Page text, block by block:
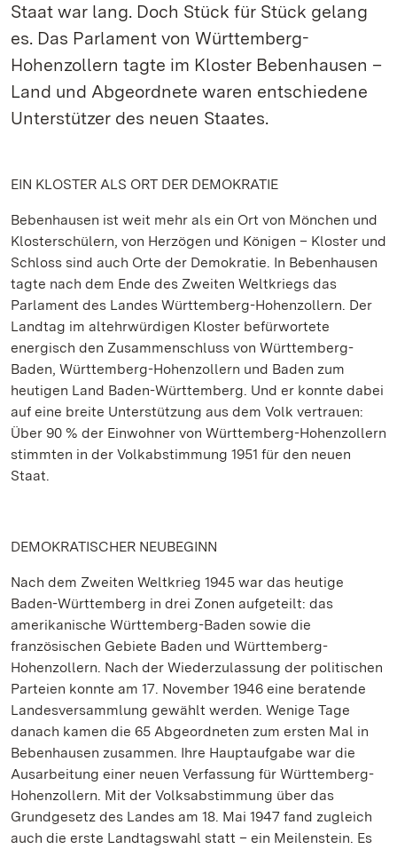
Staat war lang. Doch Stück für Stück gelang
es. Das Parlament von Württemberg-
Hohenzollern tagte im Kloster Bebenhausen –
Land und Abgeordnete waren entschiedene
Unterstützer des neuen Staates.
EIN KLOSTER ALS ORT DER DEMOKRATIE
Bebenhausen ist weit mehr als ein Ort von Mönchen und
Klosterschülern, von Herzögen und Königen – Kloster und
Schloss sind auch Orte der Demokratie. In Bebenhausen
tagte nach dem Ende des Zweiten Weltkriegs das
Parlament des Landes Württemberg-Hohenzollern. Der
Landtag im altehrwürdigen Kloster befürwortete
energisch den Zusammenschluss von Württemberg-
Baden, Württemberg-Hohenzollern und Baden zum
heutigen Land Baden-Württemberg. Und er konnte dabei
auf eine breite Unterstützung aus dem Volk vertrauen:
Über 90 % der Einwohner von Württemberg-Hohenzollern
stimmten in der Volkabstimmung 1951 für den neuen
Staat.
DEMOKRATISCHER NEUBEGINN
Nach dem Zweiten Weltkrieg 1945 war das heutige
Baden-Württemberg in drei Zonen aufgeteilt: das
amerikanische Württemberg-Baden sowie die
französischen Gebiete Baden und Württemberg-
Hohenzollern. Nach der Wiederzulassung der politischen
Parteien konnte am 17. November 1946 eine beratende
Landesversammlung gewählt werden. Wenige Tage
danach kamen die 65 Abgeordneten zum ersten Mal in
Bebenhausen zusammen. Ihre Hauptaufgabe war die
Ausarbeitung einer neuen Verfassung für Württemberg-
Hohenzollern. Mit der Volksabstimmung über das
Grundgesetz des Landes am 18. Mai 1947 fand zugleich
auch die erste Landtagswahl statt – ein Meilenstein. Es